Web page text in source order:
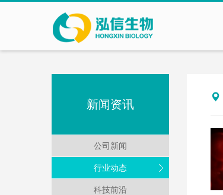
新闻资讯
公司新闻
行业动态
科技前沿